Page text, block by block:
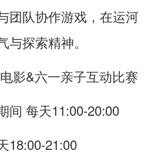
团队协作游戏，在运河
探索精神。
&六一亲子互动比赛
每天11:00-20:00
21:00